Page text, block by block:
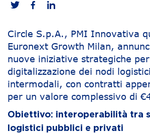
Circle S.p.A., PMI Innovativa
Euronext Growth Milan,
nuove iniziative strategiche
digitalizzazione dei nodi logistici
intermodali, con contratti
per un valore complessivo di
Obiettivo: interoperabilità tra
logistici pubblici e privati